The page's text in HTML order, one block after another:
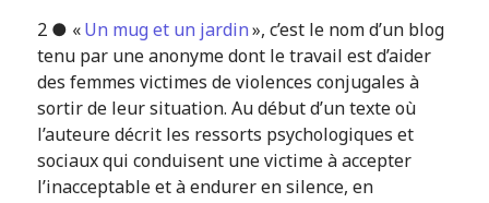
2 ● «Un mug et un jardin», c’est le nom d’un blog
tenu par une anonyme dont le travail est d’aider
des femmes victimes de violences conjugales à
sortir de leur situation. Au début d’un texte où
l’auteure décrit les ressorts psychologiques et
sociaux qui conduisent une victime à accepter
l’inacceptable et à endurer en silence, en